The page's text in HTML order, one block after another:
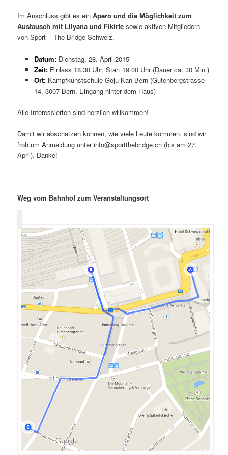
Im Anschluss gibt es einApero und die Möglichkeit zum
Austausch mit Lilyana und Fikirte sowie aktiven Mitgliedern
von Sport – The Bridge Schweiz.
Datum: Dienstag, 28. April 2015
Zeit: Einlass 18.30 Uhr, Start 19.00 Uhr (Dauer ca. 30 Min.)
Ort: Kampfkunstschule Goju Kan Bern (Gutenbergstrasse
14, 3007 Bern, Eingang hinter dem Haus)
Alle Interessierten sind herzlich willkommen!
Damit wir abschätzen können, wie viele Leute kommen, sind wir
froh um Anmeldung unter info@sportthebridge.ch (bis am 27.
April). Danke!
Weg vom Bahnhof zum Veranstaltungsort